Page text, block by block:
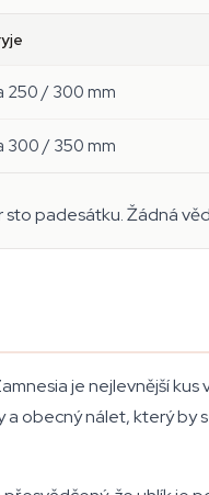
250 / 300 mm
300 / 350 mm
sto padesátku. Žádná
je nejlevnější kus
obecný nálet, který by